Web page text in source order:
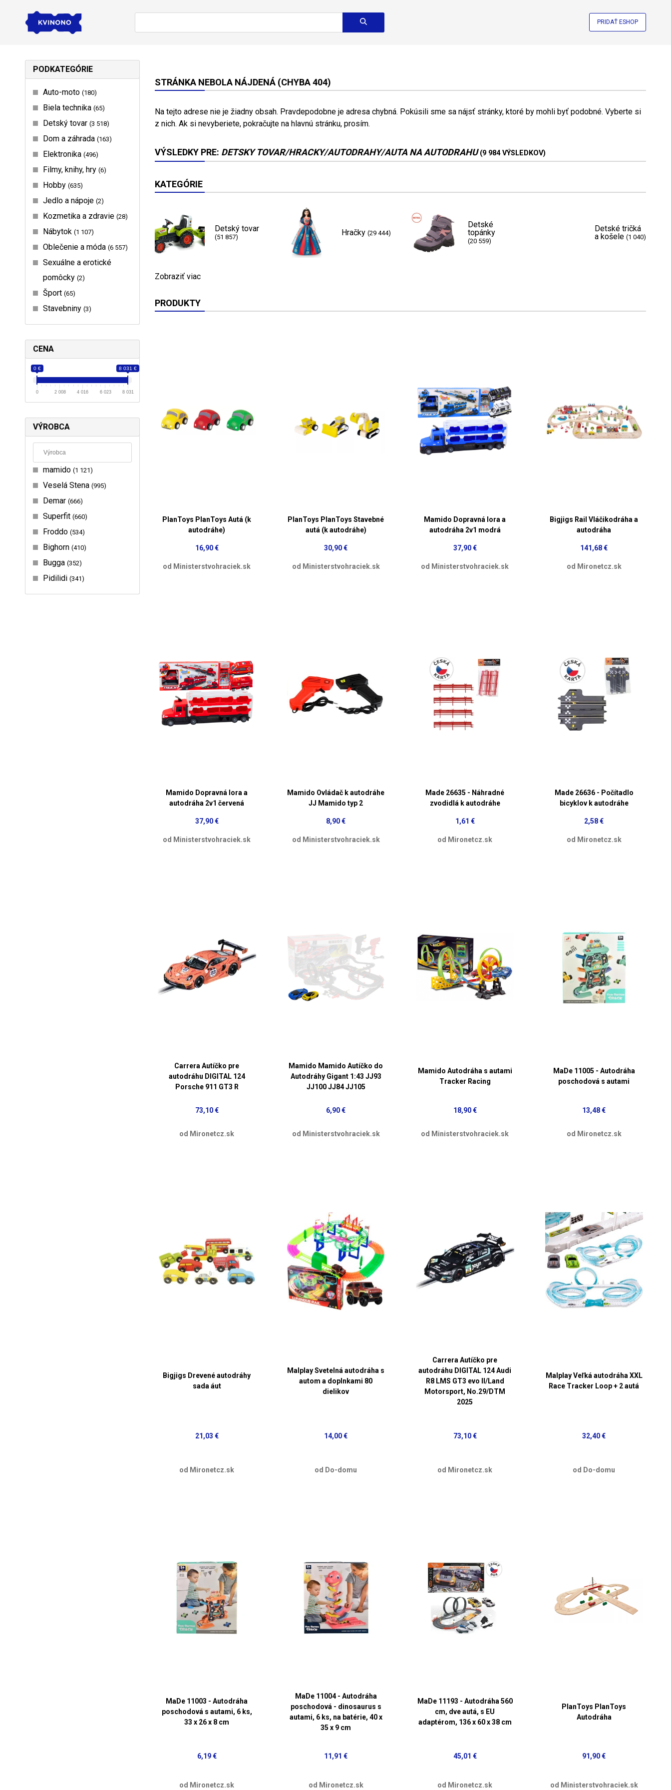
PRIDAŤ ESHOP
PODKATEGÓRIE
Auto-moto 180
Biela technika 65
Detský tovar 3 518
Dom a záhrada 163
Elektronika 496
Filmy, knihy, hry 6
Hobby 635
Jedlo a nápoje 2
Kozmetika a zdravie 28
Nábytok 1 107
Oblečenie a móda 6 557
Sexuálne a erotické
pomôcky 2
Šport 65
Stavebniny 3
CENA
0 € 8 031 €
0 2 008 4 016 6 023 8 031
VÝROBCA
mamido 1 121
Veselá Stena 995
Demar 666
Superfit 660
Froddo 534
Bighorn 410
Bugga 352
Pidilidi 341
STRÁNKA NEBOLA NÁJDENÁ (CHYBA 404)
Na tejto adrese nie je žiadny obsah. Pravdepodobne je adresa chybná. Pokúsili sme sa nájsť stránky, ktoré by mohli byť podobné. Vyberte si
z nich. Ak si nevyberiete, pokračujte na hlavnú stránku, prosím.
VÝSLEDKY PRE: DETSKY TOVAR/HRACKY/AUTODRAHY/AUTA NA AUTODRAHU (9 984 VÝSLEDKOV)
KATEGÓRIE
Detský tovar
(51 857) Hračky (29 444)
Detské
topánky
(20 559)
Detské tričká
a košele (1 040)
Zobraziť viac
PRODUKTY
PlanToys PlanToys Autá (k
autodráhe)
16,90 €
od Ministerstvohraciek.sk
PlanToys PlanToys Stavebné
autá (k autodráhe)
30,90 €
od Ministerstvohraciek.sk
Mamido Dopravná lora a
autodráha 2v1 modrá
37,90 €
od Ministerstvohraciek.sk
Bigjigs Rail Vláčikodráha a
autodráha
141,68 €
od Mironetcz.sk
Mamido Dopravná lora a
autodráha 2v1 červená
37,90 €
od Ministerstvohraciek.sk
Mamido Ovládač k autodráhe
JJ Mamido typ 2
8,90 €
od Ministerstvohraciek.sk
Made 26635 - Náhradné
zvodidlá k autodráhe
1,61 €
od Mironetcz.sk
Made 26636 - Počítadlo
bicyklov k autodráhe
2,58 €
od Mironetcz.sk
Carrera Autíčko pre
autodráhu DIGITAL 124
Porsche 911 GT3 R
73,10 €
od Mironetcz.sk
Mamido Mamido Autíčko do
Autodráhy Gigant 1:43 JJ93
JJ100 JJ84 JJ105
6,90 €
od Ministerstvohraciek.sk
Mamido Autodráha s autami
Tracker Racing
18,90 €
od Ministerstvohraciek.sk
MaDe 11005 - Autodráha
poschodová s autami
13,48 €
od Mironetcz.sk
Bigjigs Drevené autodráhy
sada áut
21,03 €
od Mironetcz.sk
Malplay Svetelná autodráha s
autom a doplnkami 80
dielikov
14,00 €
od Do-domu
Carrera Autíčko pre
autodráhu DIGITAL 124 Audi
R8 LMS GT3 evo II/Land
Motorsport, No.29/DTM
2025
73,10 €
od Mironetcz.sk
Malplay Veľká autodráha XXL
Race Tracker Loop + 2 autá
32,40 €
od Do-domu
MaDe 11003 - Autodráha
poschodová s autami, 6 ks,
33 x 26 x 8 cm
6,19 €
od Mironetcz.sk
MaDe 11004 - Autodráha
poschodová - dinosaurus s
autami, 6 ks, na batérie, 40 x
35 x 9 cm
11,91 €
od Mironetcz.sk
MaDe 11193 - Autodráha 560
cm, dve autá, s EU
adaptérom, 136 x 60 x 38 cm
45,01 €
od Mironetcz.sk
PlanToys PlanToys
Autodráha
91,90 €
od Ministerstvohraciek.sk